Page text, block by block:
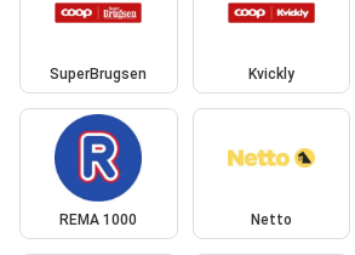
SuperBrugsen Kvickly
REMA 1000 Netto